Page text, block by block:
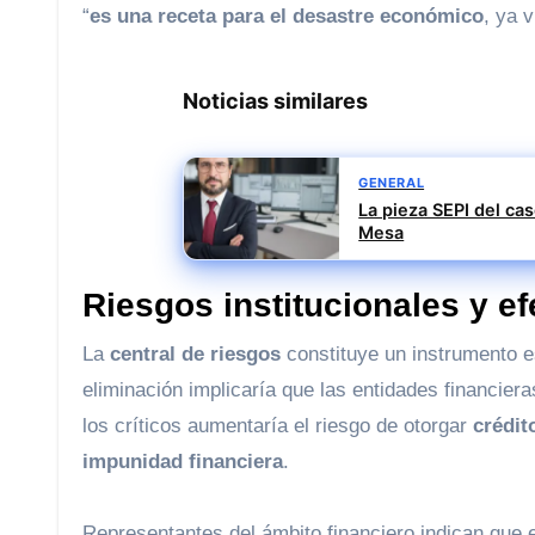
“es una receta para el desastre económico, ya
Noticias similares
GENERAL
La pieza SEPI del
Mesa
Riesgos institucionales y
La central de riesgos constituye un instrumento
eliminación implicaría que las entidades
los críticos aumentaría el riesgo de otorgar
impunidad financiera.